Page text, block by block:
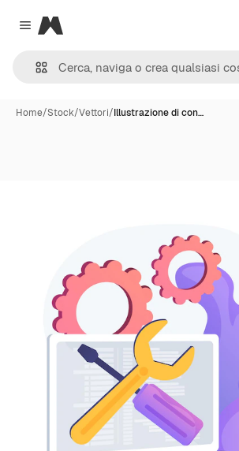
Close menu
Magnific
Home/Stock/Vettori/Illustrazione di con…